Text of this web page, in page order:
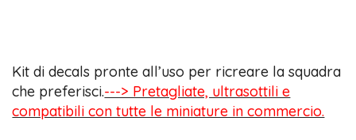
Kit di decals pronte all’uso per ricreare la squadra
che preferisci.---> Pretagliate, ultrasottili e
compatibili con tutte le miniature in commercio.